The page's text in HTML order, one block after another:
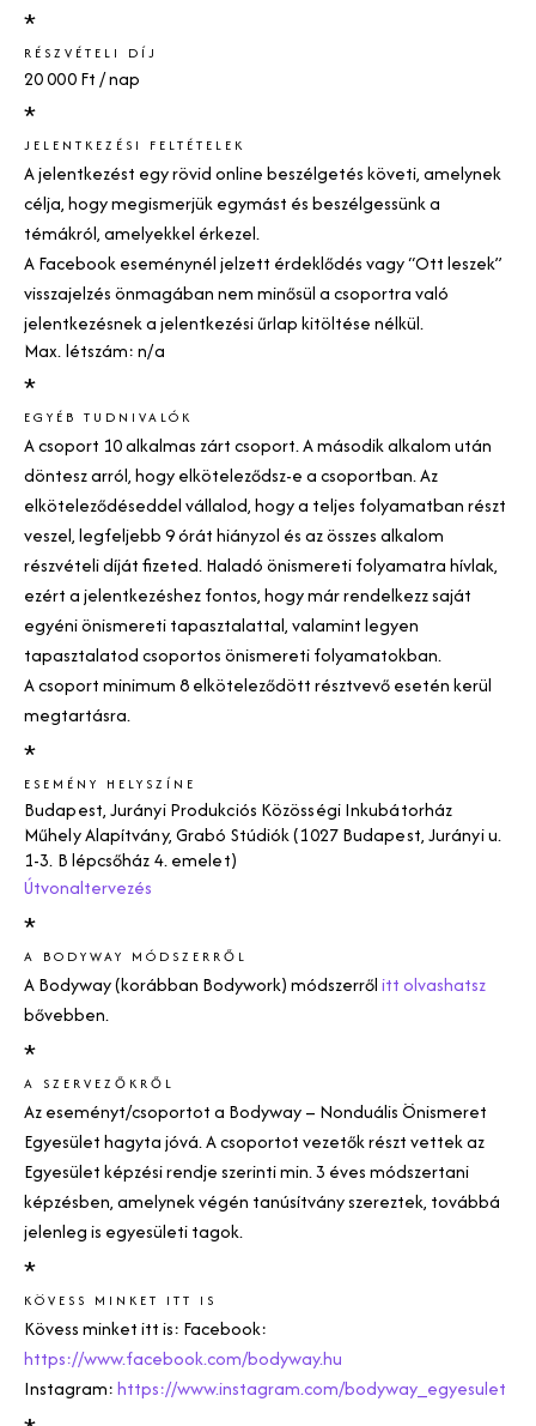
*
RÉSZVÉTELI DÍJ
20 000 Ft / nap
*
JELENTKEZÉSI FELTÉTELEK
A jelentkezést egy rövid online beszélgetés követi, amelynek
célja, hogy megismerjük egymást és beszélgessünk a
témákról, amelyekkel érkezel.
A Facebook eseménynél jelzett érdeklődés vagy “Ott leszek”
visszajelzés önmagában nem minősül a csoportra való
jelentkezésnek a jelentkezési űrlap kitöltése nélkül.
Max. létszám: n/a
*
EGYÉB TUDNIVALÓK
A csoport 10 alkalmas zárt csoport. A második alkalom után
döntesz arról, hogy elköteleződsz-e a csoportban. Az
elköteleződéseddel vállalod, hogy a teljes folyamatban részt
veszel, legfeljebb 9 órát hiányzol és az összes alkalom
részvételi díját fizeted. Haladó önismereti folyamatra hívlak,
ezért a jelentkezéshez fontos, hogy már rendelkezz saját
egyéni önismereti tapasztalattal, valamint legyen
tapasztalatod csoportos önismereti folyamatokban.
A csoport minimum 8 elköteleződött résztvevő esetén kerül
megtartásra.
*
ESEMÉNY HELYSZÍNE
Budapest, Jurányi Produkciós Közösségi Inkubátorház
Műhely Alapítvány, Grabó Stúdiók (1027 Budapest, Jurányi u.
1-3. B lépcsőház 4. emelet)
Útvonaltervezés
*
A BODYWAY MÓDSZERRŐL
ABodyway (korábban Bodywork)módszerrőlitt olvashatsz
bővebben.
*
A SZERVEZŐKRŐL
Az eseményt/csoportot a Bodyway– Nonduális Önismeret
Egyesület hagyta jóvá. A csoportot vezetők részt vettek az
Egyesület képzési rendje szerinti min. 3 éves módszertani
képzésben, amelynek végén tanúsítvány szereztek, továbbá
jelenleg is egyesületi tagok.
*
KÖVESS MINKET ITT IS
Kövess minket itt is: Facebook:
https://www.facebook.com/bodyway.hu
Instagram:https://www.instagram.com/bodyway_egyesulet